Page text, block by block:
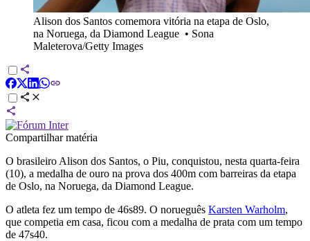
Alison dos Santos comemora vitória na etapa de Oslo,
na Noruega, da Diamond League • Sona
Maleterova/Getty Images
Compartilhar matéria
O brasileiro Alison dos Santos, o Piu, conquistou, nesta quarta-feira
(10), a medalha de ouro na prova dos 400m com barreiras da etapa
de Oslo, na Noruega, da Diamond League.
O atleta fez um tempo de 46s89. O norueguês Karsten Warholm,
que competia em casa, ficou com a medalha de prata com um tempo
de 47s40.